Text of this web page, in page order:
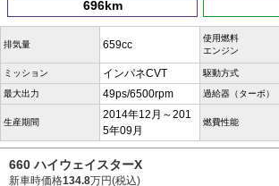
696km
排気量 659cc
使用燃料
エンジン
ミッション インパネCVT 駆動方式
最大出力 49ps/6500rpm 過給器（ターボ）
生産期間
2014年12月～201
5年09月
燃費性能
660 ハイウェイスターX
新車時価格134.8万円(税込)